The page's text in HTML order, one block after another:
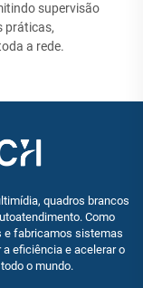
supervisão
práticas,
a rede.
quadros brancos
Como
e fabricamos sistemas
eficiência e acelerar o
o mundo.